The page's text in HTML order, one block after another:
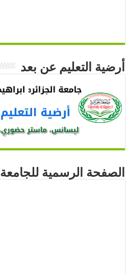
أرضية التعليم عن بعد
الصفحة الرسمية للجامعة